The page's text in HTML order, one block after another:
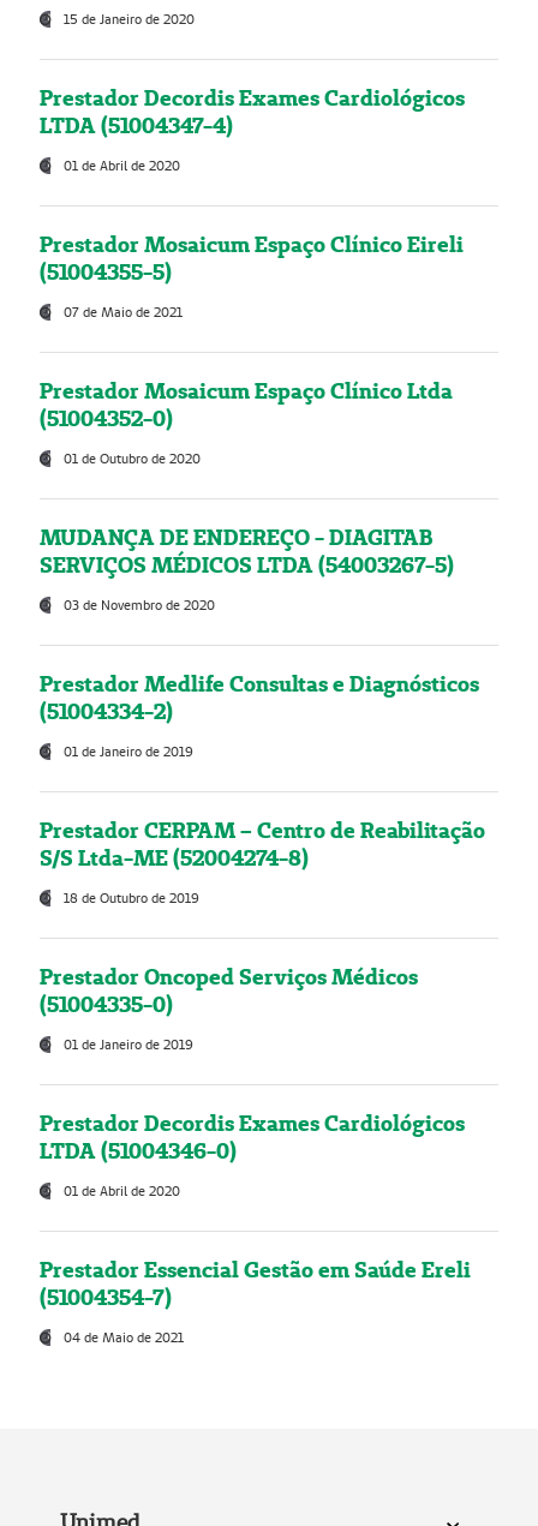
15 de Janeiro de 2020
Prestador Decordis Exames Cardiológicos
LTDA (51004347-4)
01 de Abril de 2020
Prestador Mosaicum Espaço Clínico Eireli
(51004355-5)
07 de Maio de 2021
Prestador Mosaicum Espaço Clínico Ltda
(51004352-0)
01 de Outubro de 2020
MUDANÇA DE ENDEREÇO - DIAGITAB
SERVIÇOS MÉDICOS LTDA (54003267-5)
03 de Novembro de 2020
Prestador Medlife Consultas e Diagnósticos
(51004334-2)
01 de Janeiro de 2019
Prestador CERPAM – Centro de Reabilitação
S/S Ltda-ME (52004274-8)
18 de Outubro de 2019
Prestador Oncoped Serviços Médicos
(51004335-0)
01 de Janeiro de 2019
Prestador Decordis Exames Cardiológicos
LTDA (51004346-0)
01 de Abril de 2020
Prestador Essencial Gestão em Saúde Ereli
(51004354-7)
04 de Maio de 2021